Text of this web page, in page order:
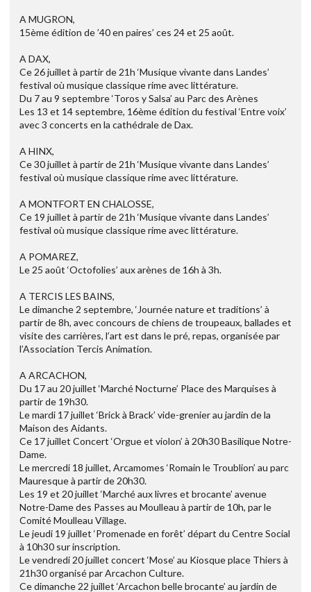
A MUGRON,
15ème édition de ’40 en paires’ ces 24 et 25 août.
A DAX,
Ce 26 juillet à partir de 21h ‘Musique vivante dans Landes’
festival où musique classique rime avec littérature.
Du 7 au 9 septembre ‘Toros y Salsa’ au Parc des Arènes
Les 13 et 14 septembre, 16ème édition du festival ‘Entre voix’
avec 3 concerts en la cathédrale de Dax.
A HINX,
Ce 30 juillet à partir de 21h ‘Musique vivante dans Landes’
festival où musique classique rime avec littérature.
A MONTFORT EN CHALOSSE,
Ce 19 juillet à partir de 21h ‘Musique vivante dans Landes’
festival où musique classique rime avec littérature.
A POMAREZ,
Le 25 août ‘Octofolies’ aux arènes de 16h à 3h.
A TERCIS LES BAINS,
Le dimanche 2 septembre, ‘Journée nature et traditions’ à
partir de 8h, avec concours de chiens de troupeaux, ballades et
visite des carrières, l’art est dans le pré, repas, organisée par
l’Association Tercis Animation.
A ARCACHON,
Du 17 au 20 juillet ‘Marché Nocturne’ Place des Marquises à
partir de 19h30.
Le mardi 17 juillet ‘Brick à Brack’ vide-grenier au jardin de la
Maison des Aidants.
Ce 17 juillet Concert ‘Orgue et violon’ à 20h30 Basilique Notre-
Dame.
Le mercredi 18 juillet, Arcamomes ‘Romain le Troublion’ au parc
Mauresque à partir de 20h30.
Les 19 et 20 juillet ‘Marché aux livres et brocante’ avenue
Notre-Dame des Passes au Moulleau à partir de 10h, par le
Comité Moulleau Village.
Le jeudi 19 juillet ‘Promenade en forêt’ départ du Centre Social
à 10h30 sur inscription.
Le vendredi 20 juillet concert ‘Mose’ au Kiosque place Thiers à
21h30 organisé par Arcachon Culture.
Ce dimanche 22 juillet ‘Arcachon belle brocante’ au jardin de